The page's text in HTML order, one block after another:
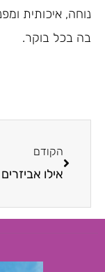
נוחה, איכותית
בה בכל בוקר.
הקודם